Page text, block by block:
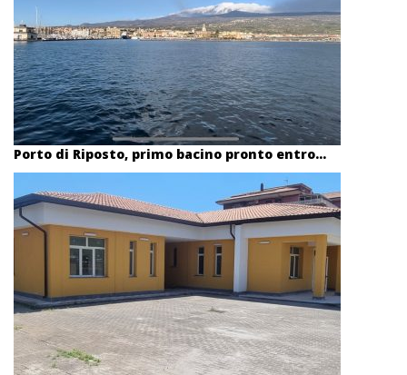
Porto di Riposto, primo bacino pronto entro...